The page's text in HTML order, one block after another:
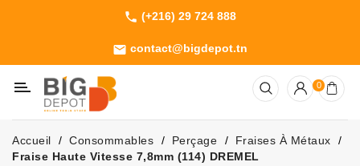
phone (+216) 29 724 888
email contact@bigdepot.tn
Machines
Outillage
Jardinage
Consommables
0
Accueil Consommables Perçage
Fraises À Métaux
Fraise Haute Vitesse 7,8mm (114) DREMEL